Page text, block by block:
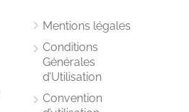
Mentions légales
Conditions
Générales
d’Utilisation
Convention